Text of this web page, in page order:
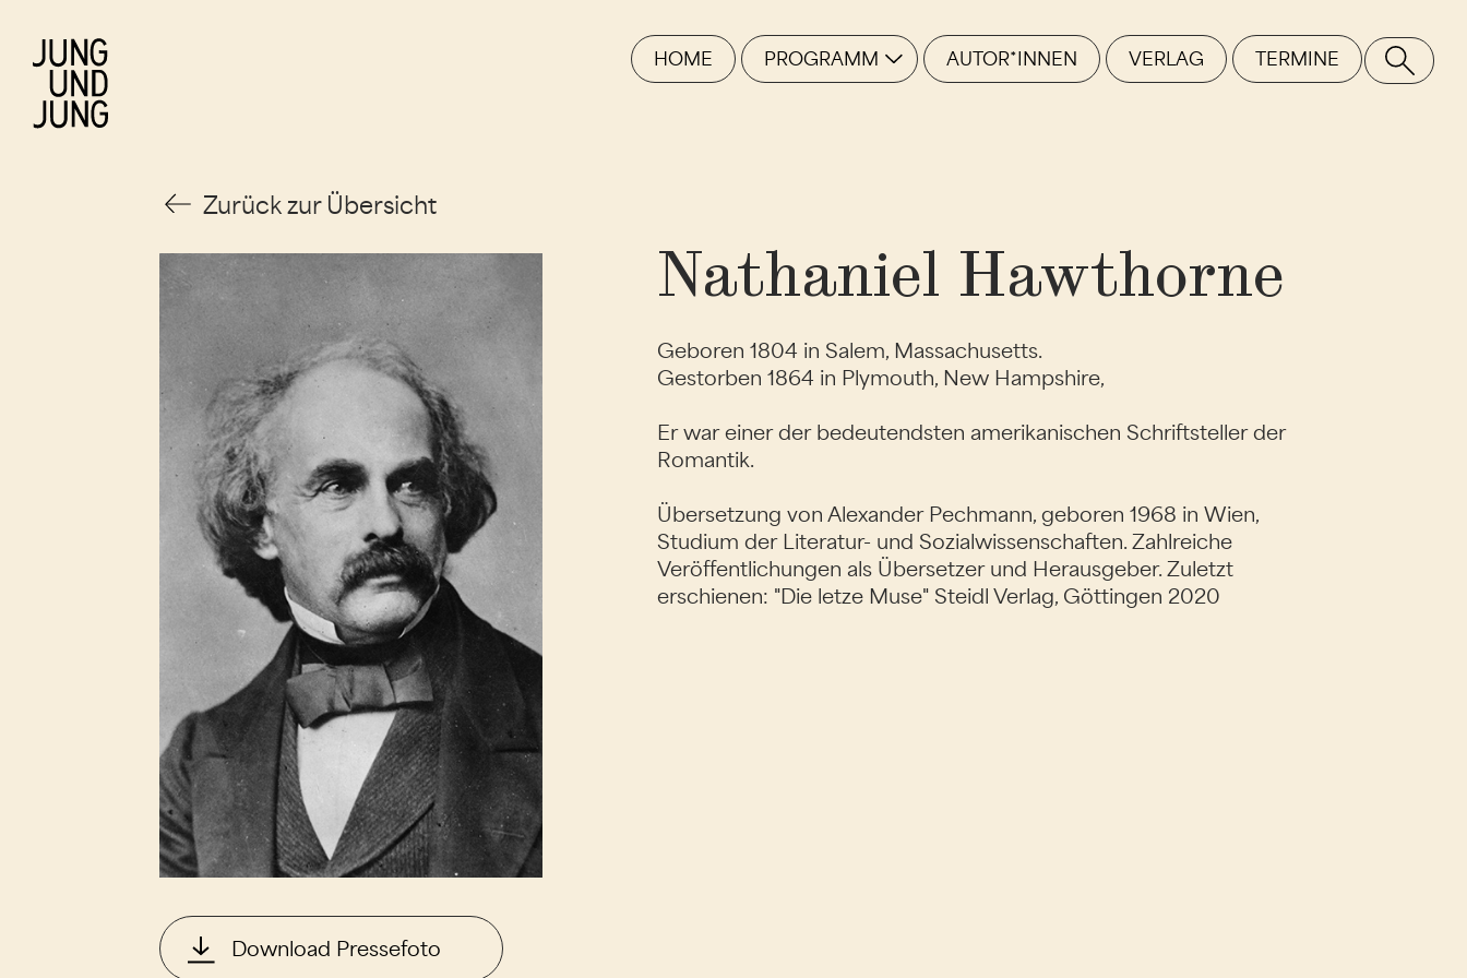
HOME PROGRAMM AUTOR*INNEN VERLAG TERMINE SE
Zurück zur Übersicht
Download Pressefoto
Nathaniel Hawthorne
Geboren 1804 in Salem, Massachusetts.
Gestorben 1864 in Plymouth, New Hampshire,
Er war einer der bedeutendsten amerikanischen Schriftsteller der
Romantik.
Übersetzung von Alexander Pechmann, geboren 1968 in Wien,
Studium der Literatur- und Sozialwissenschaften. Zahlreiche
Veröffentlichungen als Übersetzer und Herausgeber. Zuletzt
erschienen: "Die letze Muse" Steidl Verlag, Göttingen 2020